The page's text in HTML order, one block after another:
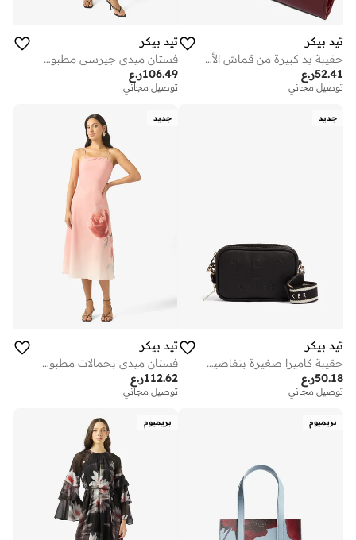
تيد بيكر
حقيبة يد كبيرة من قماش الأيقونات
ر.ع52.41
توصيل مجاني
تيد بيكر
فستان ميدي جيرسي مطبوع من أسيلين
ر.ع106.49
توصيل مجاني
جديد
تيد بيكر
حقيبة كاميرا صغيرة بتفاصيل شريط لاولي
ر.ع50.18
توصيل مجاني
جديد
تيد بيكر
فستان ميدي بحمالات مطبوع من نحسا
ر.ع112.62
توصيل مجاني
بريميوم بريميوم